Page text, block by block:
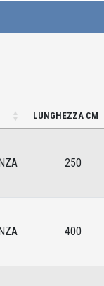
LUNGHEZZA CM
250
400